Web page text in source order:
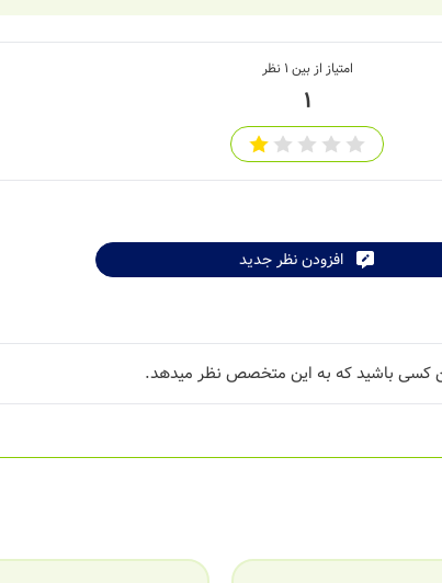
امتیاز از بین 1 نظر
1
افزودن نظر جدید
کسی باشید که به این متخصص نظر میدهد.